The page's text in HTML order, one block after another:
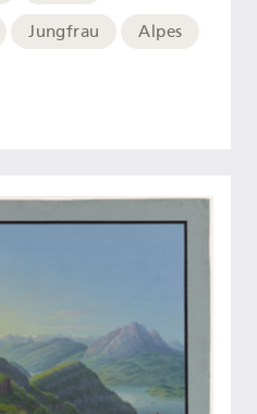
Jungfrau
Alpes